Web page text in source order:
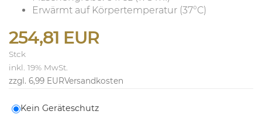
Erwärmt auf Körpertemperatur (37°C)
254,81 EUR
Stck
inkl. 19% MwSt.
zzgl. 6,99 EURVersandkosten
Kein Geräteschutz